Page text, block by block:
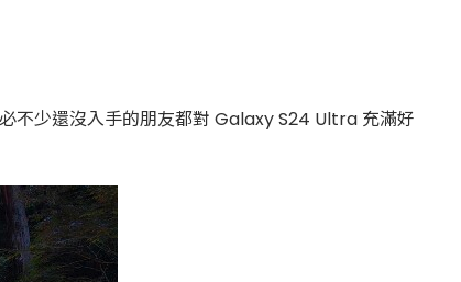
不少還沒入手的朋友都對 Galaxy S24 Ultra 充滿好